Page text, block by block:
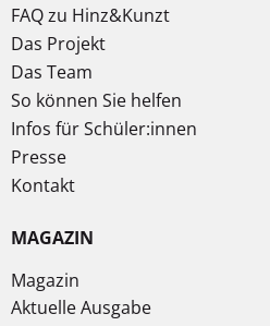
FAQ zu Hinz&Kunzt
Das Projekt
Das Team
So können Sie helfen
Infos für Schüler:innen
Presse
Kontakt
MAGAZIN
Magazin
Aktuelle Ausgabe